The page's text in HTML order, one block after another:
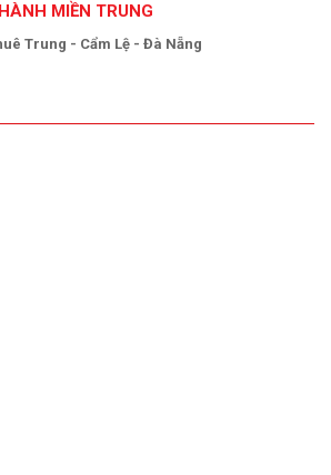
MIỀN TRUNG
Trung - Cẩm Lệ - Đà Nẵng